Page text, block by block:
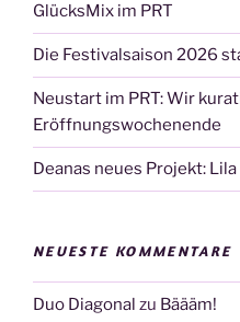
GlücksMix im PRT
Die Festivalsaison 2026
Neustart im PRT: Wir
Eröffnungswochenende
Deanas neues Projekt:
NEUESTE KOMMENTARE
Duo Diagonal zu Bäääm!